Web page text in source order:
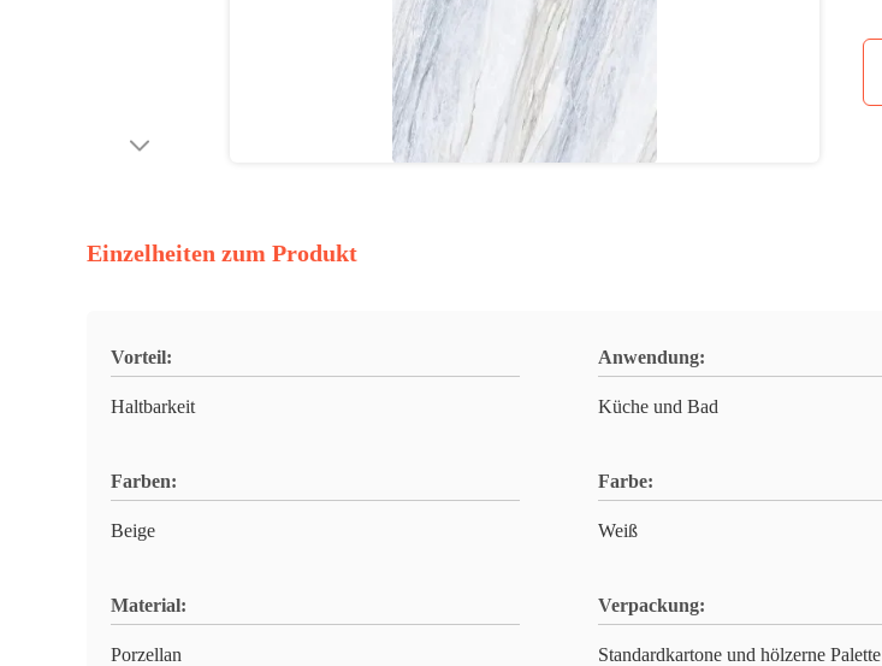
Einzelheiten zum Produkt
Vorteil:
Haltbarkeit
Anwendung:
Küche und Bad
Farben:
Beige
Farbe:
Weiß
Material:
Porzellan
Verpackung:
Standardkartone und hölzerne Palette